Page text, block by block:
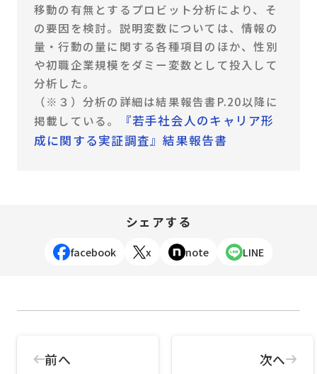
移動の有無とするプロビット分析により、そ
の要因を検討。説明変数については、情報の
量・行動の量に関する各種項目のほか、性別
や初職企業規模をダミー変数として投入して
分析した。
（※３）分析の詳細は結果報告書P.20以降に
掲載している。
『若手社会人のキャリア形
成に関する実証調査』結果報告書
シェアする
facebook x note LINE
前へ 次へ